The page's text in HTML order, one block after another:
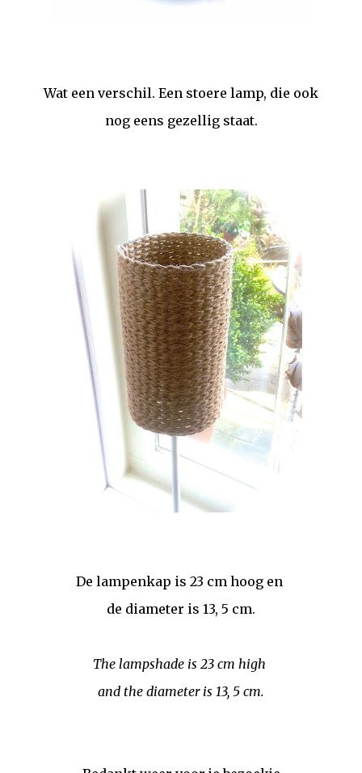
Wat een verschil. Een stoere lamp, die ook
nog eens gezellig staat.
De lampenkap is 23 cm hoog en
de diameter is 13, 5 cm.
The lampshade is 23 cm high
and the diameter is 13, 5 cm.